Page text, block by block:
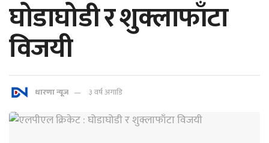
घोडाघोडी र शुक्लाफाँटा
विजयी
धारणा न्यूज ३ वर्ष अगाडि